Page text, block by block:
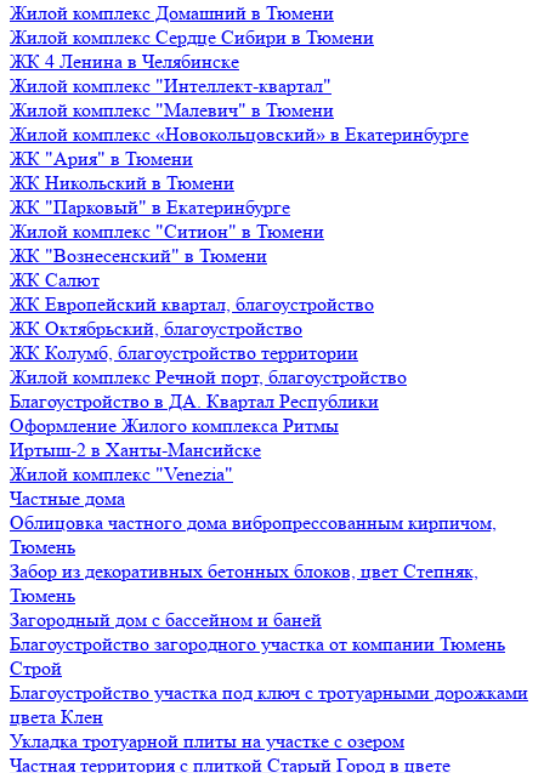
Жилой комплекс Домашний в Тюмени
Жилой комплекс Сердце Сибири в Тюмени
ЖК 4 Ленина в Челябинске
Жилой комплекс "Интеллект-квартал"
Жилой комплекс "Малевич" в Тюмени
Жилой комплекс «Новокольцовский» в Екатеринбурге
ЖК "Ария" в Тюмени
ЖК Никольский в Тюмени
ЖК "Парковый" в Екатеринбурге
Жилой комплекс "Ситион" в Тюмени
ЖК "Вознесенский" в Тюмени
ЖК Салют
ЖК Европейский квартал, благоустройство
ЖК Октябрьский, благоустройство
ЖК Колумб, благоустройство территории
Жилой комплекс Речной порт, благоустройство
Благоустройство в ДА. Квартал Республики
Оформление Жилого комплекса Ритмы
Иртыш-2 в Ханты-Мансийске
Жилой комплекс "Venezia"
Частные дома
Облицовка частного дома вибропрессованным кирпичом,
Тюмень
Забор из декоративных бетонных блоков, цвет Степняк,
Тюмень
Загородный дом с бассейном и баней
Благоустройство загородного участка от компании Тюмень
Строй
Благоустройство участка под ключ с тротуарными дорожками
цвета Клен
Укладка тротуарной плиты на участке с озером
Частная территория с плиткой Старый Город в цвете